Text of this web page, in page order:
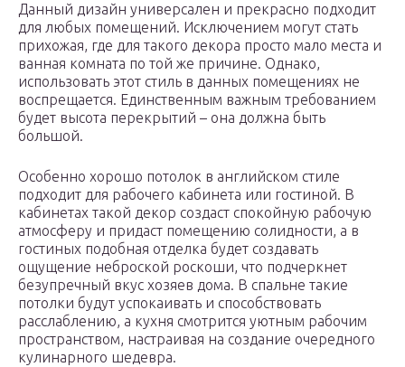
Данный дизайн универсален и прекрасно подходит
для любых помещений. Исключением могут стать
прихожая, где для такого декора просто мало места и
ванная комната по той же причине. Однако,
использовать этот стиль в данных помещениях не
воспрещается. Единственным важным требованием
будет высота перекрытий – она должна быть
большой.
Особенно хорошо потолок в английском стиле
подходит для рабочего кабинета или гостиной. В
кабинетах такой декор создаст спокойную рабочую
атмосферу и придаст помещению солидности, а в
гостиных подобная отделка будет создавать
ощущение неброской роскоши, что подчеркнет
безупречный вкус хозяев дома. В спальне такие
потолки будут успокаивать и способствовать
расслаблению, а кухня смотрится уютным рабочим
пространством, настраивая на создание очередного
кулинарного шедевра.